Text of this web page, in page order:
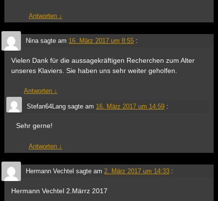
Antworten ↓
Ninasagte am 16. März 2017 um 8:55 :
Vielen Dank für die aussagekräftigen Recherchen zum Alter
unseres Klaviers. Sie haben uns sehr weiter geholfen.
Antworten ↓
Stefan64Langsagte am 16. März 2017 um 14:59 :
Sehr gerne!
Antworten ↓
Hermann Vechtel sagte am 2. März 2017 um 14:33 :
Hermann Vechtel 2.Märrz 2017